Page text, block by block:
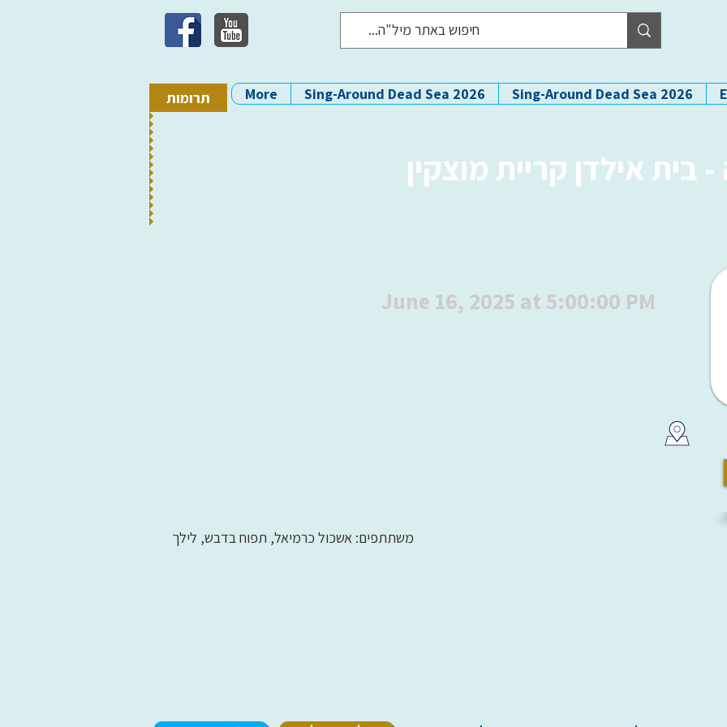
תרומות Sing-Around Dead Sea 2026
Sing-Around Dead Sea 2026
More
אילדן קריית מוצקין
June 16, 2025 at 5:00:00 PM
משתתפים: אשכול כרמיאל, תפוח בדבש, לילך